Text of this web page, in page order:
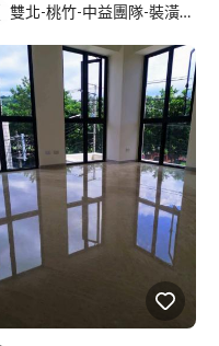
雙北-桃竹-中益團隊-裝潢清潔-地板防滑-居家鍍膜